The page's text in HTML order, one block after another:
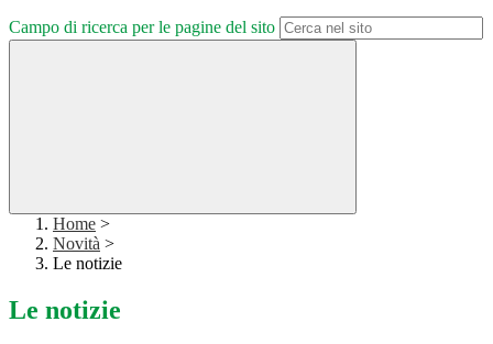
Campo di ricerca per le pagine del sito
Home >
Novità >
Le notizie
Le notizie